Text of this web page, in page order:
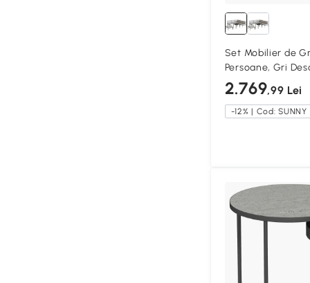
Set Mobilier de
Persoane, Gri
2.769,99 Lei
-12% | Cod: SUNNY